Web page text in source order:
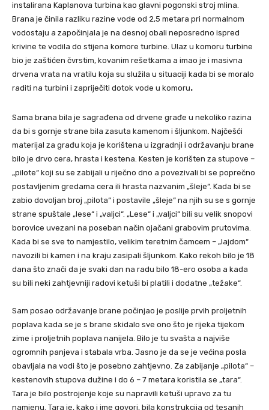
instalirana Kaplanova turbina kao glavni pogonski stroj mlina.
Brana je činila razliku razine vode od 2,5 metara pri normalnom
vodostaju a započinjala je na desnoj obali neposredno ispred
krivine te vodila do stijena komore turbine. Ulaz u komoru turbine
bio je zaštićen čvrstim, kovanim rešetkama a imao je i masivna
drvena vrata na vratilu koja su služila u situaciji kada bi se moralo
raditi na turbini i zapriječiti dotok vode u komoru.
Sama brana bila je sagrađena od drvene građe u nekoliko razina
da bi s gornje strane bila zasuta kamenom i šljunkom. Najčešći
materijal za građu koja je korištena u izgradnji i održavanju brane
bilo je drvo cera, hrasta i kestena. Kesten je korišten za stupove –
„pilote“ koji su se zabijali u riječno dno a povezivali bi se poprečno
postavljenim gredama cera ili hrasta nazvanim „šleje“. Kada bi se
zabio dovoljan broj „pilota“ i postavile „šleje“ na njih su se s gornje
strane spuštale „lese“ i „valjci“. „Lese“ i „valjci“ bili su velik snopovi
borovice uvezani na poseban način ojačani grabovim prutovima.
Kada bi se sve to namjestilo, velikim teretnim čamcem – „lajdom“
navozili bi kamen i na kraju zasipali šljunkom. Kako rekoh bilo je 18
dana što znači da je svaki dan na radu bilo 18-ero osoba a kada
su bili neki zahtjevniji radovi ketuši bi platili i dodatne „težake“.
Sam posao održavanje brane počinjao je poslije prvih proljetnih
poplava kada se je s brane skidalo sve ono što je rijeka tijekom
zime i proljetnih poplava nanijela. Bilo je tu svašta a najviše
ogromnih panjeva i stabala vrba. Jasno je da se je većina posla
obavljala na vodi što je posebno zahtjevno. Za zabijanje „pilota“ –
kestenovih stupova dužine i do 6 – 7 metara koristila se „tara“.
Tara je bilo postrojenje koje su napravili ketuši upravo za tu
namjenu. Tara je, kako i ime govori, bila konstrukcija od tesanih